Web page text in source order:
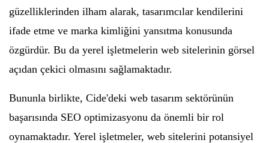
güzelliklerinden ilham alarak, tasarımcılar kendilerini
ifade etme ve marka kimliğini yansıtma konusunda
özgürdür. Bu da yerel işletmelerin web sitelerinin görsel
açıdan çekici olmasını sağlamaktadır.
Bununla birlikte, Cide'deki web tasarım sektörünün
başarısında SEO optimizasyonu da önemli bir rol
oynamaktadır. Yerel işletmeler, web sitelerini potansiyel